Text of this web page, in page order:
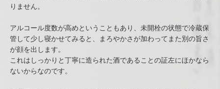
りません。
アルコール度数が高めということもあり、未開栓の状態で冷蔵保
管して少し寝かせてみると、まろやかさが加わってまた別の旨さ
が顔を出します。
これはしっかりと丁寧に造られた酒であることの証左にほかなら
ないからなのです。